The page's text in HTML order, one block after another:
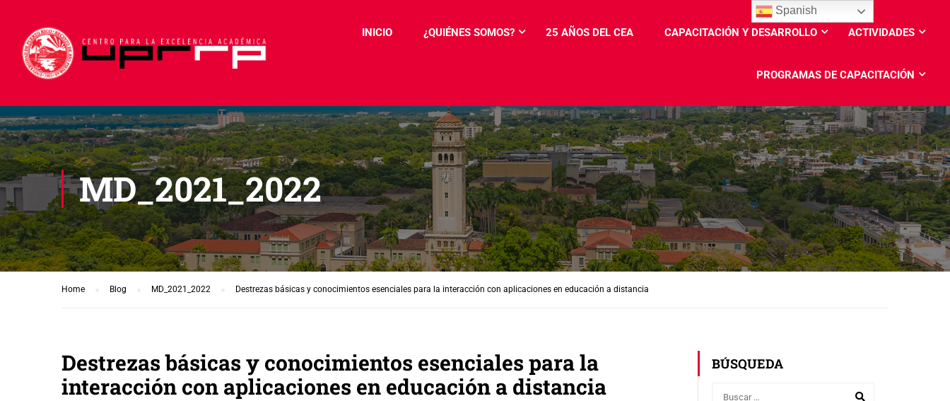
INICIO ¿QUIÉNES SOMOS? 25 AÑOS DEL CEA CAPACITACIÓN Y DESARROLLO ACTIVIDADES
PROGRAMAS DE CAPACITACIÓN
MD_2021_2022
Home Blog MD_2021_2022 Destrezas básicas y conocimientos esenciales para la interacción con aplicaciones en educación a distancia
Destrezas básicas y conocimientos esenciales para la
interacción con aplicaciones en educación a distancia
BÚSQUEDA
Spanish